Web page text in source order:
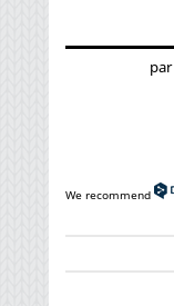
par
We recommend